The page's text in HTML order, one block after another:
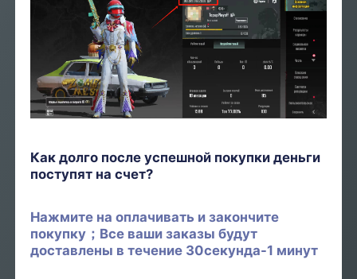
Как долго после успешной покупки деньги
поступят на счет?
Нажмите на оплачивать и закончите
покупку；Все ваши заказы будут
доставлены в течение 30секунда-1 минут